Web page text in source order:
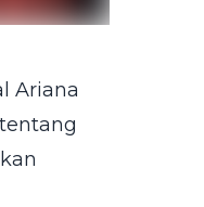
Ariana